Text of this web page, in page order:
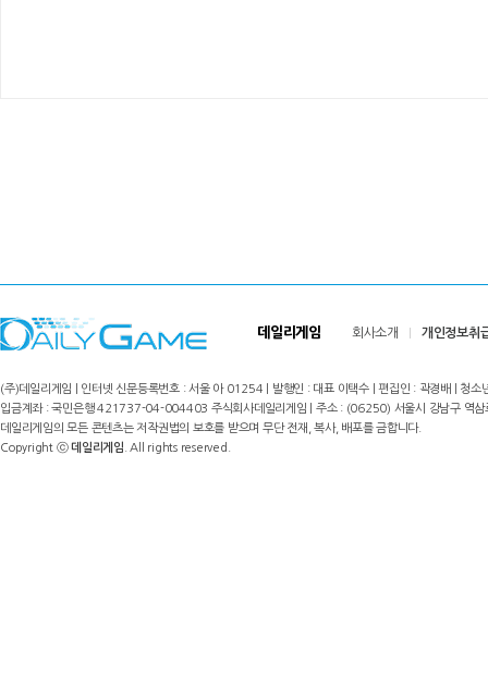
데일리게임 회사소개 개인정보취
(주)데일리게임 | 인터넷 신문등록번호 : 서울 아 01254 | 발행인 : 대표 이택수 | 편집인 : 곽경배 |
입금계좌 : 국민은행 421737-04-004403 주식회사데일리게임 | 주소 : (06250) 서울시 강남구
데일리게임의 모든 콘텐츠는 저작권법의 보호를 받으며 무단 전재, 복사, 배포를 금합니다.
Copyright ⓒ데일리게임 . All rights reserved.